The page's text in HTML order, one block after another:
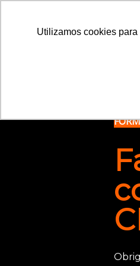
Utilizamos cookies
Utilizamos cookies